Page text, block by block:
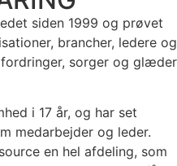
siden 1999 og prøvet
brancher, ledere og
sorger og glæder
i 17 år, og har set
medarbejder og leder.
en hel afdeling, som